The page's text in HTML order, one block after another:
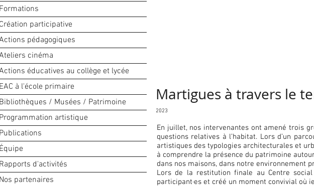
Martigues à travers le
2023
En juillet, nos intervenantes ont amené trois
questions relatives à l’habitat. Lors d’un
artistiques des typologies architecturales et
à comprendre la présence du patrimoine
dans nos maisons, dans notre environnement
Lors de la restitution finale au Centre
participant·es et créé un moment convivial où
participative
pédagogiques
cinéma
éducatives au collège et lycée
à l'école primaire
/ Musées / Patrimoine
artistique
d'activités
partenaires